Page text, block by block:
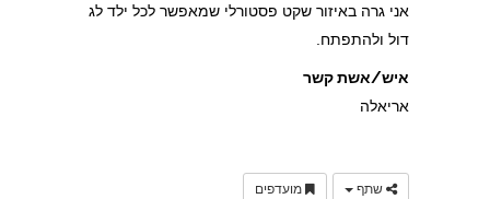
אני גרה באיזור שקט פסטורלי שמאפשר לכל ילד לג
דול ולהתפתח.
איש/אשת קשר
אריאלה
שתף מועדפים